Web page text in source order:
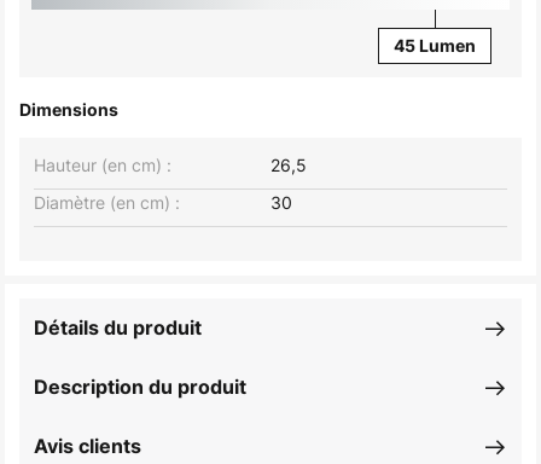
45 Lumen
Dimensions
Hauteur (en cm) :
26,5
Diamètre (en cm) :
30
Description du produit
Détails du produit
Avis clients